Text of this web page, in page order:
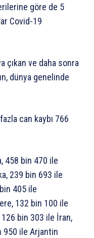
göre de 5
Covid-19
çıkan ve daha sonra
dünya genelinde
can kaybı 766
458 bin 470 ile
239 bin 693 ile
405 ile
132 bin 100 ile
bin 303 ile İran,
950 ile Arjantin